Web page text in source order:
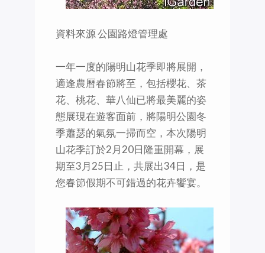
資料來源 公園路燈管理處
一年一度的陽明山花季即將展開，
適逢農曆春節將至，包括櫻花、茶
花、桃花、華八仙已將最美麗的姿
態展現在遊客面前，將陽明公園冬
季蕭瑟的氣氛一掃而空，本次陽明
山花季訂於2月20日隆重開幕，展
期至3月25日止，共展出34日，是
您春節假期不可錯過的花卉饗宴。